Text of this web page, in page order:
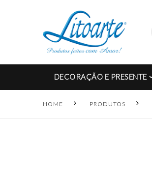
DECORAÇÃO E PRESENTE
HOME PRODUTOS